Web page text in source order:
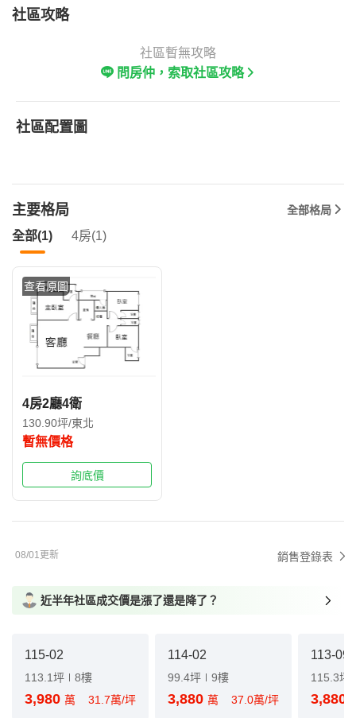
社區攻略
社區暫無攻略
問房仲，索取社區攻略
社區配置圖
主要格局 全部格局
全部(1) 4房(1)
查看原圖
4房2廳4衛
130.90坪/東北
暫無價格
詢底價
08/01更新 銷售登錄表
近半年社區成交價是漲了還是降了？
115-02
113.1坪 8樓
3,980 萬 31.7萬/坪
114-02
99.4坪 9樓
3,880 萬 37.0萬/坪
113-09
115.3坪
3,880